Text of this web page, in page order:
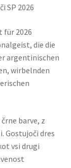
SP 2026
für 2026
die die
argentinischen
wirbelnden
barve, z
Gostujoči dres
vsi drugi